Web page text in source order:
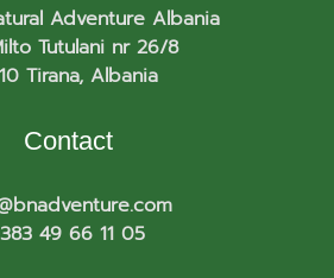
Adventure Albania
Tutulani nr 26/8
Tirana, Albania
Contact
49 66 11 05